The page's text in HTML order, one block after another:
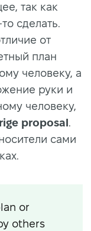
так как
сделать.
от
план
человеку, а
руки и
человеку,
proposal
сами
or
others